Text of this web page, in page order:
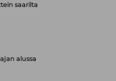
saarilta
alussa